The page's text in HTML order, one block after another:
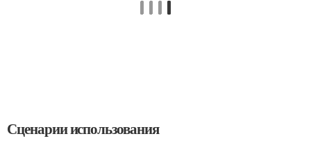
Сценарии использования